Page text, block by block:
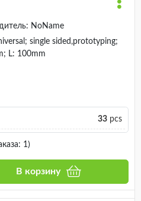
NoName
single sided,prototyping;
L: 100mm
33 pcs
1)
В корзину